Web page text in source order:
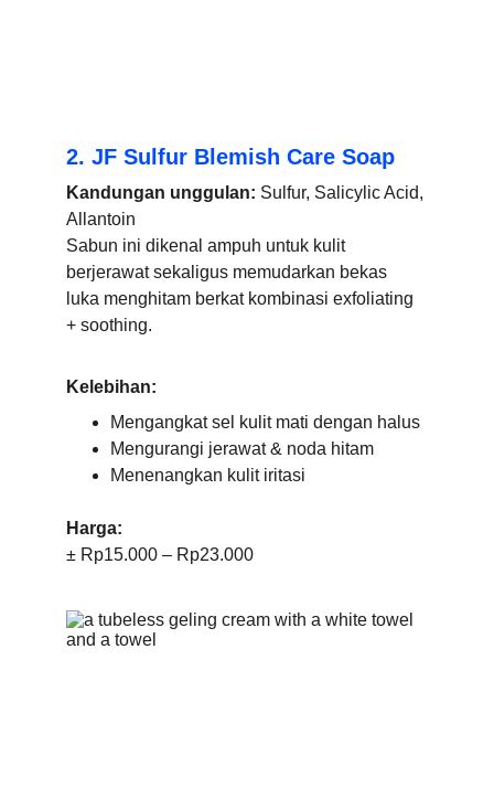
2. JF Sulfur Blemish Care Soap
Kandungan unggulan: Sulfur, Salicylic Acid,
Allantoin
Sabun ini dikenal ampuh untuk kulit
berjerawat sekaligus memudarkan bekas
luka menghitam berkat kombinasi exfoliating
+ soothing.
Kelebihan:
Mengangkat sel kulit mati dengan halus
Mengurangi jerawat & noda hitam
Menenangkan kulit iritasi
Harga:
± Rp15.000 – Rp23.000